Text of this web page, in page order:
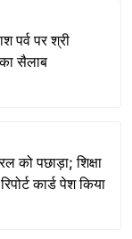
पर्व पर श्री
सैलाब
को पछाड़ा; शिक्षा
कार्ड पेश किया